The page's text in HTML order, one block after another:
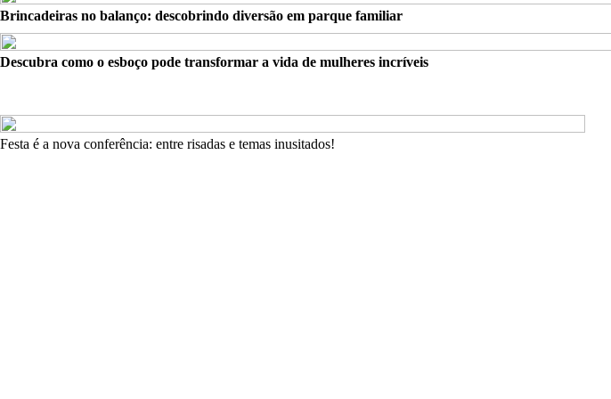
Brincadeiras no balanço: descobrindo diversão em parque familiar
Descubra como o esboço pode transformar a vida de mulheres incríveis
Festa é a nova conferência: entre risadas e temas inusitados!